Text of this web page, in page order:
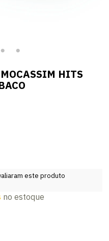
HITS
este produto
no estoque